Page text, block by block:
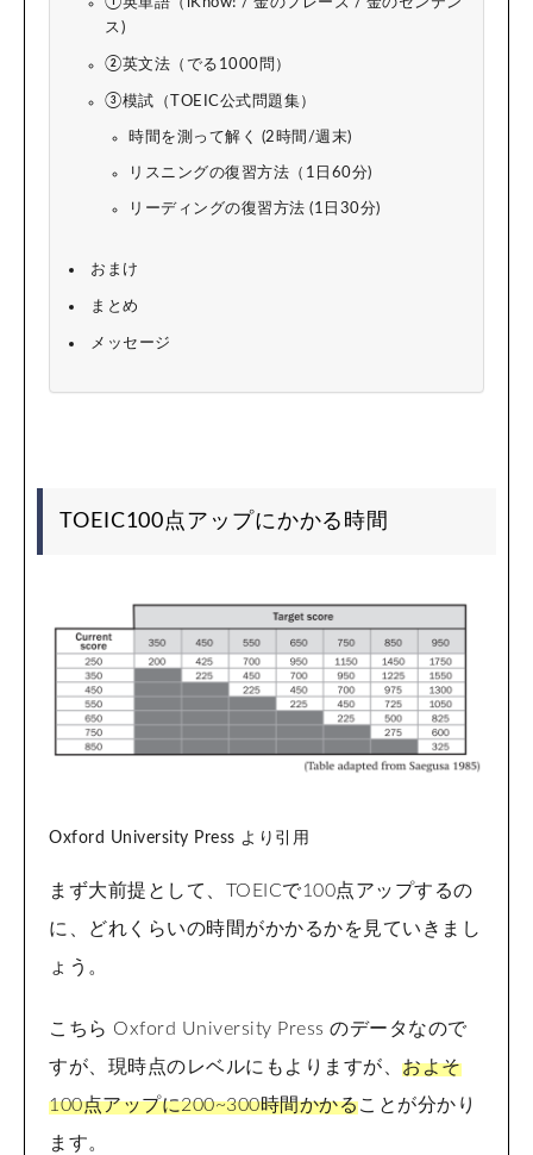
ス)
②英文法（でる1000問）
③模試（TOEIC公式問題集）
時間を測って解く (2時間/週末)
リスニングの復習方法（1日60分)
リーディングの復習方法 (1日30分)
おまけ
まとめ
メッセージ
TOEIC100点アップにかかる時間
Oxford University Press より引用
まず大前提として、TOEICで100点アップするの
に、どれくらいの時間がかかるかを見ていきまし
ょう。
こちら Oxford University Press のデータなので
すが、現時点のレベルにもよりますが、 およそ
100点アップに200~300時間かかることが分かり
ます。